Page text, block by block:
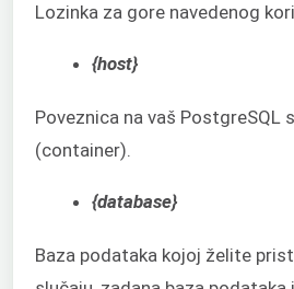
Lozinka za gore navedenog
{host}
Poveznica na vaš PostgreSQL
(container).
{database}
Baza podataka kojoj želite